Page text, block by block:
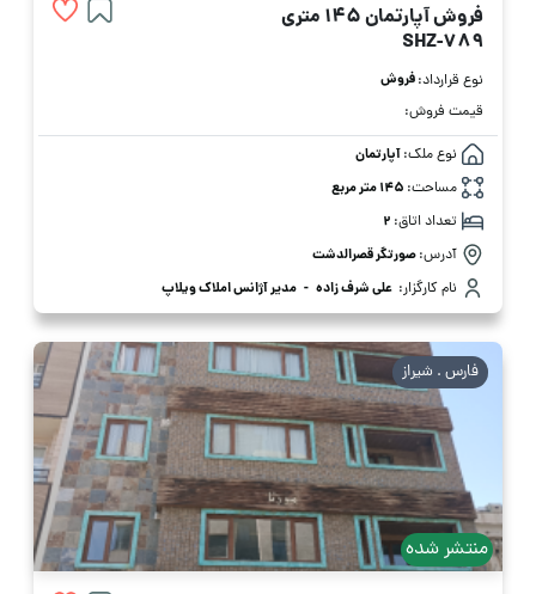
فروش آپارتمان 145 متری
SHZ-789
نوع قرارداد:فروش
قیمت فروش:
نوع ملک:آپارتمان
مساحت: 145 متر مربع
تعداد اتاق: 2
آدرس:صورتگر قصرالدشت
نام کارگزار: علی شرف زاده - مدیر آژانس املاک ویلاپ
منتشر شده
فارس . شیراز